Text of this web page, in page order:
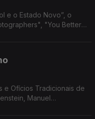
e o Estado Novo”, o
"You Better
e Ofícios Tradicionais de
Manuel